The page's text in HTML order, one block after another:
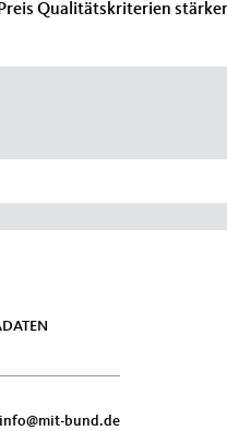
Qualitätskriterien
info@mit-bund.de